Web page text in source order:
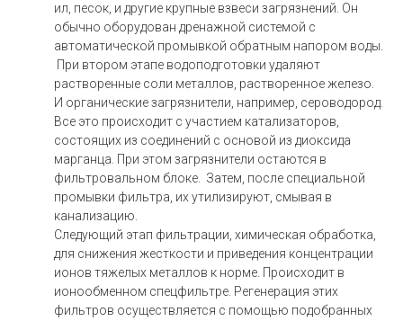
ил, песок, и другие крупные взвеси загрязнений. Он
обычно оборудован дренажной системой с
автоматической промывкой обратным напором воды.
При втором этапе водоподготовки удаляют
растворенные соли металлов, растворенное железо.
И органические загрязнители, например, сероводород.
Все это происходит с участием катализаторов,
состоящих из соединений с основой из диоксида
марганца. При этом загрязнители остаются в
фильтровальном блоке. Затем, после специальной
промывки фильтра, их утилизируют, смывая в
канализацию.
Следующий этап фильтрации, химическая обработка,
для снижения жесткости и приведения концентрации
ионов тяжелых металлов к норме. Происходит в
ионообменном спецфильтре. Регенерация этих
фильтров осуществляется с помощью подобранных